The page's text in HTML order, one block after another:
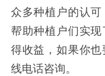
众多种植户的认可
帮助种植户们实
得收益，如果你
线电话咨询。